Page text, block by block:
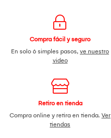
Compra fácil y seguro
En solo 6 simples pasos, ve nuestro
video
Retiro en tienda
Compra online y retira en tienda. Ver
tiendas